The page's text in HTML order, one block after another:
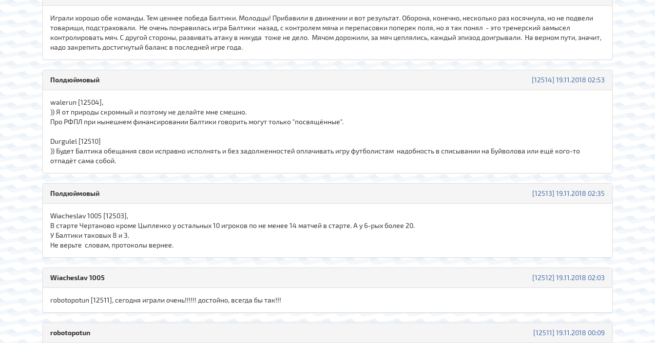
Играли хорошо обе команды. Тем ценнее победа Балтики. Молодцы! Прибавили в движении и вот результат. Оборона, конечно, несколько раз косячнула, но не подвели
товарищи, подстраховали. Не очень понравилась игра Балтики назад, с контролем мяча и перепасовки поперек поля, но я так понял - это тренерский замысел
контролировать мяч. С другой стороны, развивать атаку в никуда тоже не дело. Мячом дорожили, за мяч цеплялись, каждый эпизод доигрывали. На верном пути, значит,
надо закрепить достигнутый баланс в последней игре года.
[12514] 19.11.2018 02:53
Полдюймовый
walerun [12504],
)) Я от природы скромный и поэтому не делайте мне смешно.
Про РФПЛ при нынешнем финансировании Балтики говорить могут только "посвящённые".
Durgulel [12510]
)) Будет Балтика обещания свои исправно исполнять и без задолженностей оплачивать игру футболистам надобность в списывании на Буйволова или ещё кого-то
отпадёт сама собой.
[12513] 19.11.2018 02:35
Полдюймовый
Wiacheslav 1005 [12503],
В старте Чертаново кроме Цыпленко у остальных 10 игроков по не менее 14 матчей в старте. А у 6-рых более 20.
У Балтики таковых 8 и 3.
Не верьте словам, протоколы вернее.
[12512] 19.11.2018 02:03
Wiacheslav 1005
robotopotun [12511], сегодня играли очень!!!!!! достойно, всегда бы так!!!
[12511] 19.11.2018 00:09
robotopotun